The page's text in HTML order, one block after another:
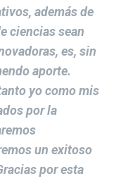
además de
ciencias sean
es, sin
aporte.
yo como mis
por la
un exitoso
por esta